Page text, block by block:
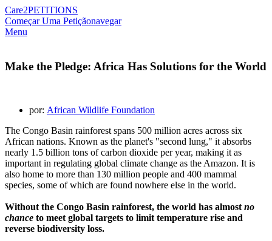
Care2PETITIONS
Começar Uma Petiçãonavegar
Menu
Make the Pledge: Africa Has Solutions for the World
por: African Wildlife Foundation
The Congo Basin rainforest spans 500 million acres across six
African nations. Known as the planet's "second lung," it absorbs
nearly 1.5 billion tons of carbon dioxide per year, making it as
important in regulating global climate change as the Amazon. It is
also home to more than 130 million people and 400 mammal
species, some of which are found nowhere else in the world.
Without the Congo Basin rainforest, the world has almostno
chance to meet global targets to limit temperature rise and
reverse biodiversity loss.